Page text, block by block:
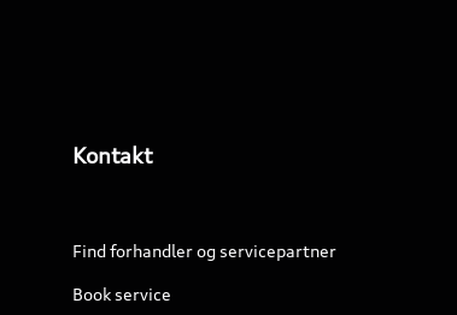
Kontakt
Find forhandler og servicepartner
Book service